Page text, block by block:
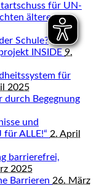
für UN-
älterer
Schule?
INSIDE9.
für
2025
durch Begegnung
und
für ALLE!“ 2. April
barrierefrei,
2025
Barrieren 26. März